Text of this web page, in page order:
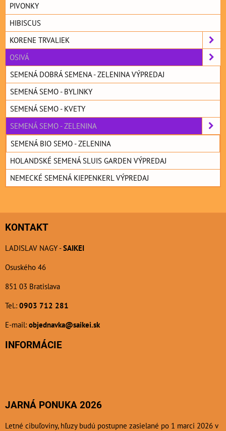
PIVONKY
HIBISCUS
KORENE TRVALIEK
OSIVÁ
SEMENÁ DOBRÁ SEMENA - ZELENINA VÝPREDAJ
SEMENÁ SEMO - BYLINKY
SEMENÁ SEMO - KVETY
SEMENÁ SEMO - ZELENINA
SEMENÁ BIO SEMO - ZELENINA
HOLANDSKÉ SEMENÁ SLUIS GARDEN VÝPREDAJ
NEMECKÉ SEMENÁ KIEPENKERL VÝPREDAJ
KONTAKT
LADISLAV NAGY -SAIKEI
Osuského 46
851 03 Bratislava
Tel.: 0903 712 281
E-mail: objednavka@saikei.sk
INFORMÁCIE
JARNÁ PONUKA 2026
Letné cibuľoviny, hľuzy budú postupne zasielané po 1 marci 2026 v